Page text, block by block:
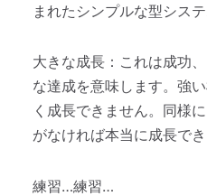
まれたシンプルな型シス
大きな成長：これは成功
な達成を意味します。強
く成長できません。同様
がなければ本当に成長でき
練習…練習…